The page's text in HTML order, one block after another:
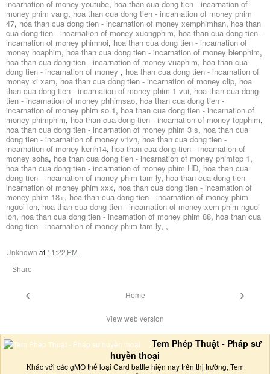
incarnation of money youtube, hoa than cua dong tien - incarnation of
money phim vang, hoa than cua dong tien - incarnation of money phim
47, hoa than cua dong tien - incarnation of money xemphimhan, hoa than
cua dong tien - incarnation of money xuongphim, hoa than cua dong tien -
incarnation of money phimnoi, hoa than cua dong tien - incarnation of
money hoaphim, hoa than cua dong tien - incarnation of money bienphim,
hoa than cua dong tien - incarnation of money vuaphim, hoa than cua
dong tien - incarnation of money , hoa than cua dong tien - incarnation of
money xi xam, hoa than cua dong tien - incarnation of money clip, hoa
than cua dong tien - incarnation of money phim 1 vui, hoa than cua dong
tien - incarnation of money phhimsao, hoa than cua dong tien -
incarnation of money phim so 1, hoa than cua dong tien - incarnation of
money phimphim, hoa than cua dong tien - incarnation of money topphim,
hoa than cua dong tien - incarnation of money phim 3 s, hoa than cua
dong tien - incarnation of money v1vn, hoa than cua dong tien -
incarnation of money kenh14, hoa than cua dong tien - incarnation of
money soha, hoa than cua dong tien - incarnation of money phimtop 1,
hoa than cua dong tien - incarnation of money phim HD, hoa than cua
dong tien - incarnation of money phim tam ly, hoa than cua dong tien -
incarnation of money phim xxx, hoa than cua dong tien - incarnation of
money phim 18+, hoa than cua dong tien - incarnation of money phim
nguoi lon, hoa than cua dong tien - incarnation of money xem phim nguoi
lon, hoa than cua dong tien - incarnation of money phim 88, hoa than cua
dong tien - incarnation of money phim tam ly, ,
Unknown at 11:22 PM
Share
‹ ›
Home
View web version
Tem Phép Thuật - Pháp sư
huyền thoại
Khác với các gMO thể loại Card battle hiện nay trên thị trường, Tem